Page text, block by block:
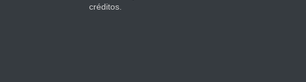
créditos.